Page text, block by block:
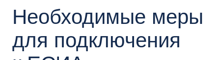
марте 2026 года срок выпуска был
смещен на 1 июля 2026 года.
сказать, что взаимодействие с API
Gateway по сложности будет мало